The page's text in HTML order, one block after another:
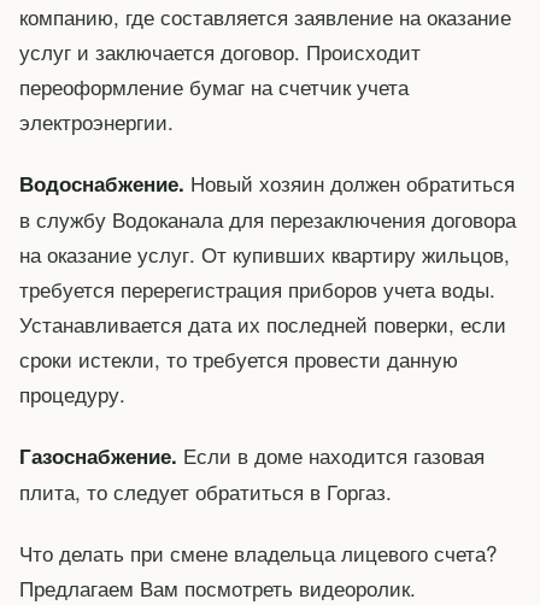
компанию, где составляется заявление на оказание
услуг и заключается договор. Происходит
переоформление бумаг на счетчик учета
электроэнергии.
Водоснабжение. Новый хозяин должен обратиться
в службу Водоканала для перезаключения договора
на оказание услуг. От купивших квартиру жильцов,
требуется перерегистрация приборов учета воды.
Устанавливается дата их последней поверки, если
сроки истекли, то требуется провести данную
процедуру.
Газоснабжение. Если в доме находится газовая
плита, то следует обратиться в Горгаз.
Что делать при смене владельца лицевого счета?
Предлагаем Вам посмотреть видеоролик.